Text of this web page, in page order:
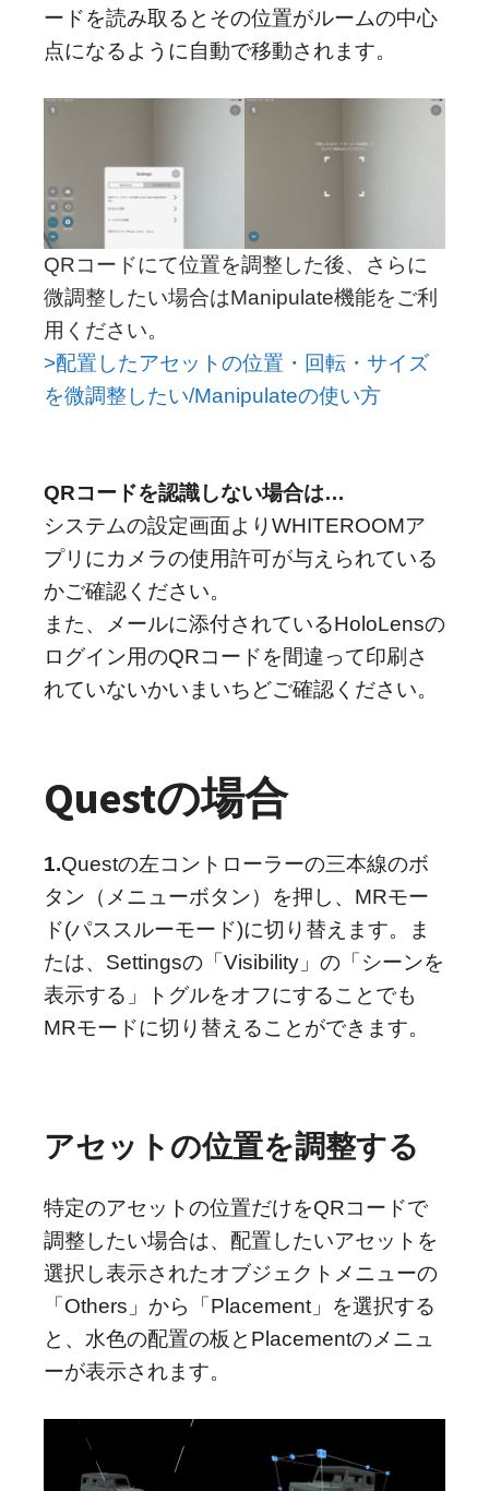
ードを読み取るとその位置がルームの中心
点になるように自動で移動されます。
QRコードにて位置を調整した後、さらに
微調整したい場合はManipulate機能をご利
用ください。
>配置したアセットの位置・回転・サイズ
を微調整したい/Manipulateの使い方
QRコードを認識しない場合は…
システムの設定画面よりWHITEROOMア
プリにカメラの使用許可が与えられている
かご確認ください。
また、メールに添付されているHoloLensの
ログイン用のQRコードを間違って印刷さ
れていないかいまいちどご確認ください。
Questの場合
1.Questの左コントローラーの三本線のボ
タン（メニューボタン）を押し、MRモー
ド(パススルーモード)に切り替えます。ま
たは、Settingsの「Visibility」の「シーンを
表示する」トグルをオフにすることでも
MRモードに切り替えることができます。
アセットの位置を調整する
特定のアセットの位置だけをQRコードで
調整したい場合は、配置したいアセットを
選択し表示されたオブジェクトメニューの
「Others」から「Placement」を選択する
と、水色の配置の板とPlacementのメニュ
ーが表示されます。